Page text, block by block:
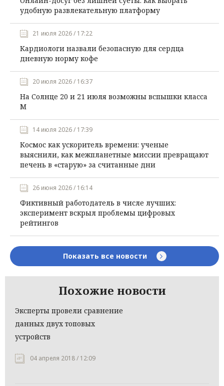
удобную развлекательную платформу
21 июля 2026 / 17:22
Кардиологи назвали безопасную для сердца
дневную норму кофе
20 июля 2026 / 16:37
На Солнце 20 и 21 июля возможны вспышки класса
М
14 июля 2026 / 17:39
Космос как ускоритель времени: ученые
выяснили, как межпланетные миссии превращают
печень в «старую» за считанные дни
26 июня 2026 / 16:14
Фиктивный работодатель в числе лучших:
эксперимент вскрыл проблемы цифровых
рейтингов
Показать все новости
Похожие новости
Эксперты провели сравнение
данных двух топовых
устройств
04 апреля 2018 / 12:09